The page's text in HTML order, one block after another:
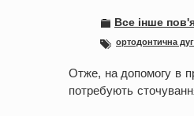
Все інше
ортодонтична
Отже, на допомогу в
потребують